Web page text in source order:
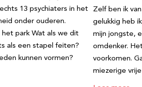
13 psychiaters in het
onder ouderen.
park Wat als we dit
als een stapel feiten?
kunnen vormen?
Zelf ben ik
gelukkig heb
mijn jongste,
omdenker.
voorkomen.
miezerige